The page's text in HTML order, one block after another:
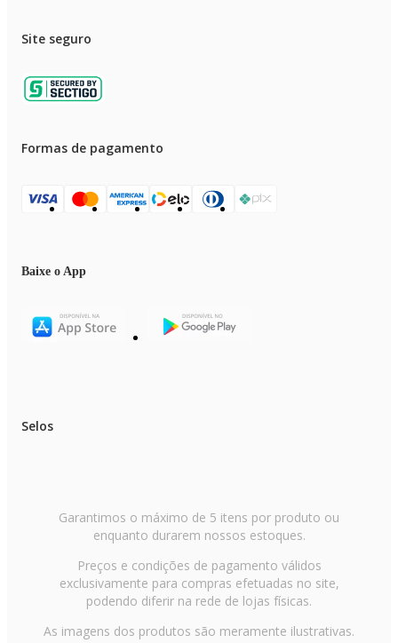
Site seguro
Formas de pagamento
Baixe o App
Selos
Garantimos o máximo de 5 itens por produto ou
enquanto durarem nossos estoques.
Preços e condições de pagamento válidos
exclusivamente para compras efetuadas no site,
podendo diferir na rede de lojas físicas.
As imagens dos produtos são meramente ilustrativas.